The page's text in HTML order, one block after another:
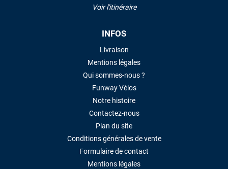
Voir l'itinéraire
INFOS
Livraison
Mentions légales
Qui sommes-nous ?
Funway Vélos
Notre histoire
Contactez-nous
Plan du site
Conditions générales de vente
Formulaire de contact
Mentions légales